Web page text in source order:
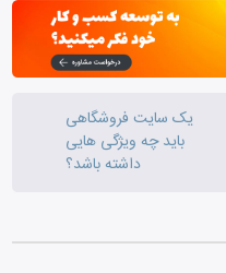
یک سایت فروشگاهی
باید چه ویژگی هایی
داشته باشد؟